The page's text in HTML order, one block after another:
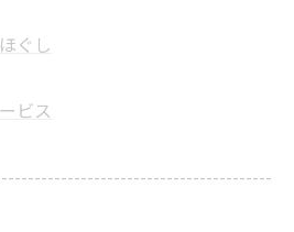
ぐし
ビス